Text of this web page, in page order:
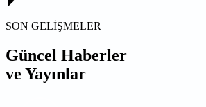
SON GELİŞMELER
Güncel Haberler
ve Yayınlar